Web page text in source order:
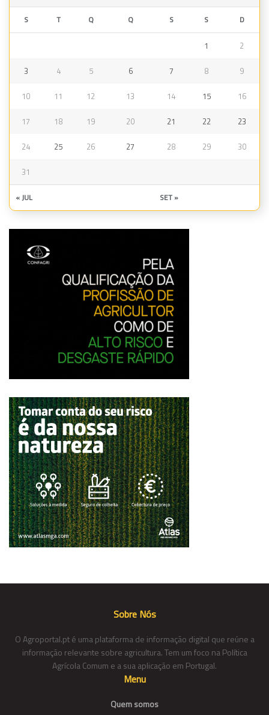
S T Q Q S S D
1 2
3 4 5 6 7 8 9
10 11 12 13 14 15 16
17 18 19 20 21 22 23
24 25 26 27 28 29 30
31
« JUL SET »
Sobre Nós
O Agroportal.pt é uma plataforma de informação digital que reúne a
informação relevante sobre agricultura. Tem um foco na Política
Agrícola Comum e a sua aplicação em Portugal.
Menu
Quem somos